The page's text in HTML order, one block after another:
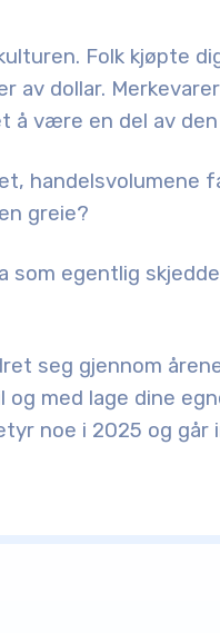
Folk kjøpte
dollar.
å være en del av
greie?
som egentlig
seg gjennom
med lage dine
noe i 2025 og går